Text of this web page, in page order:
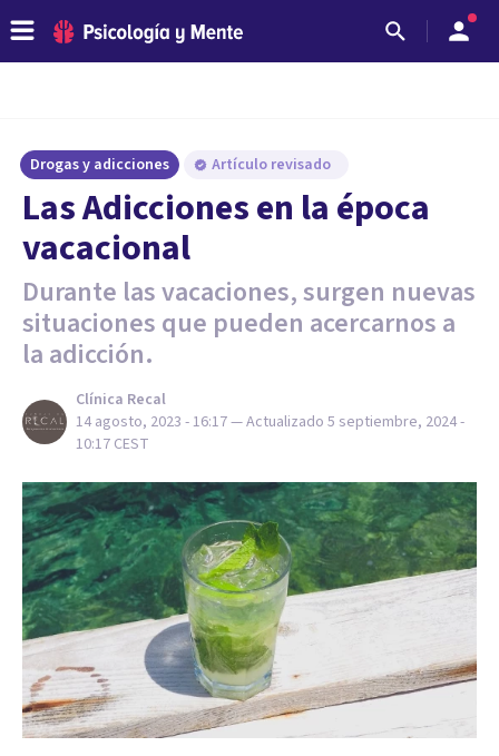
Drogas y adicciones Artículo revisado
Las Adicciones en la época
vacacional
Durante las vacaciones, surgen nuevas
situaciones que pueden acercarnos a
la adicción.
Clínica Recal
14 agosto, 2023 - 16:17— Actualizado 5 septiembre, 2024 -
10:17 CEST